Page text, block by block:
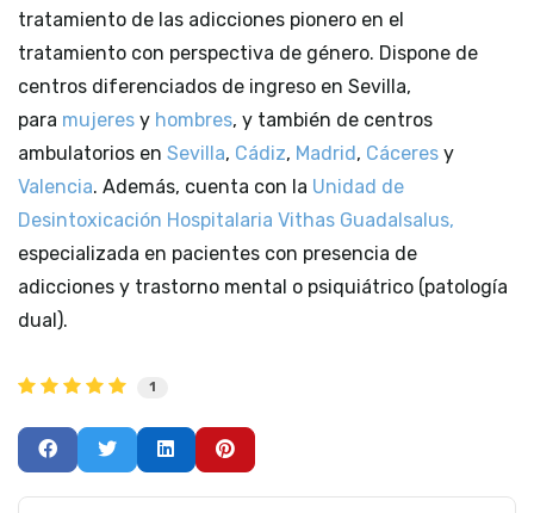
tratamiento de las adicciones pionero en el
tratamiento con perspectiva de género. Dispone de
centros diferenciados de ingreso en Sevilla,
para mujeres y hombres, y también de centros
ambulatorios en Sevilla, Cádiz, Madrid , Cáceres y
Valencia. Además, cuenta con la Unidad de
Desintoxicación Hospitalaria Vithas Guadalsalus,
especializada en pacientes con presencia de
adicciones y trastorno mental o psiquiátrico (patología
dual).
1